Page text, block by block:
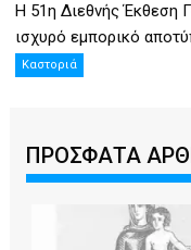
Η 51η Διεθνής Έκθεση
ισχυρό εμπορικό
Καστοριά
ΠΡΟΣΦΑΤΑ